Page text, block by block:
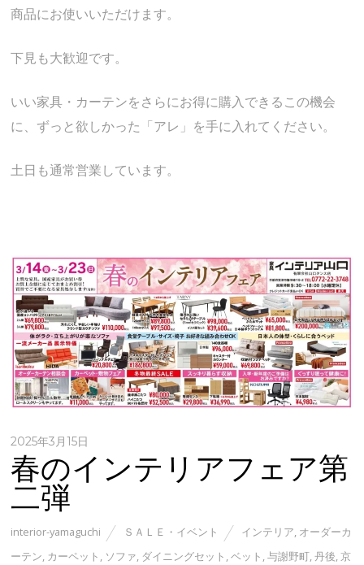
商品にお使いいただけます。
下見も大歓迎です。
いい家具・カーテンをさらにお得に購入できるこの機会
に、ずっと欲しかった「アレ」を手に入れてください。
土日も通常営業しています。
2025年3月15日
春のインテリアフェア第
二弾
interior-yamaguchi ＳＡＬＥ・イベント インテリア, オーダーカ
ーテン, カーペット , ソファ, ダイニングセット ,ベット ,与謝野町,丹後,京